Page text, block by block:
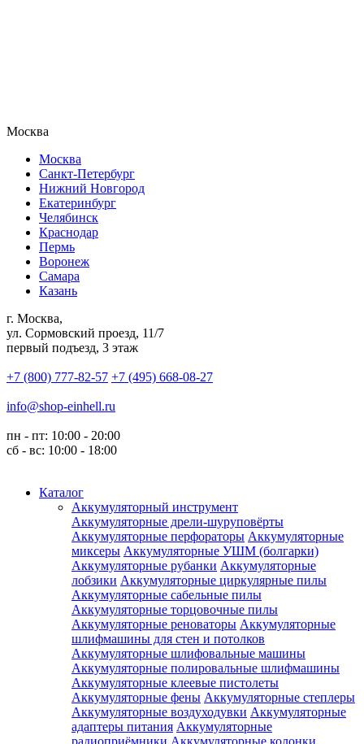
Москва
Москва
Санкт-Петербург
Нижний Новгород
Екатеринбург
Челябинск
Краснодар
Пермь
Воронеж
Самара
Казань
г. Москва,
ул. Сормовский проезд, 11/7
первый подъезд, 3 этаж
+7 (800) 777-82-57 +7 (495) 668-08-27
info@shop-einhell.ru
пн - пт: 10:00 - 20:00
сб - вс: 10:00 - 18:00
Каталог
Аккумуляторный инструмент
Аккумуляторные дрели-шуруповёрты
Аккумуляторные перфораторы Аккумуляторные
миксеры Аккумуляторные УШМ (болгарки)
Аккумуляторные рубанки Аккумуляторные
лобзики Аккумуляторные циркулярные пилы
Аккумуляторные сабельные пилы
Аккумуляторные торцовочные пилы
Аккумуляторные реноваторы Аккумуляторные
шлифмашины для стен и потолков
Аккумуляторные шлифовальные машины
Аккумуляторные полировальные шлифмашины
Аккумуляторные клеевые пистолеты
Аккумуляторные фены Аккумуляторные степлеры
Аккумуляторные воздуходувки Аккумуляторные
адаптеры питания Аккумуляторные
радиоприёмники Аккумуляторные колонки